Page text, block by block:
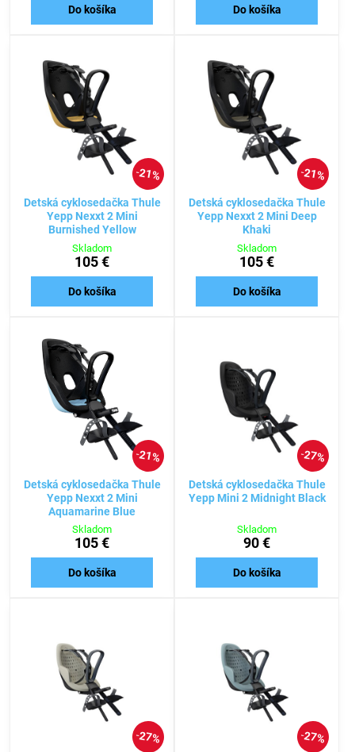
Do košíka Do košíka
21%
Detská cyklosedačka Thule
Yepp Nexxt 2 Mini
Burnished Yellow
Skladom
105 €
Do košíka
21%
Detská cyklosedačka Thule
Yepp Nexxt 2 Mini Deep
Khaki
Skladom
105 €
Do košíka
21%
Detská cyklosedačka Thule
Yepp Nexxt 2 Mini
Aquamarine Blue
Skladom
105 €
Do košíka
27%
Detská cyklosedačka Thule
Yepp Mini 2 Midnight Black
Skladom
90 €
Do košíka
27% 27%